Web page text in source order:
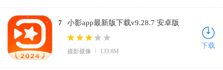
7 小影app最新版下载v9.28.7 安卓版
摄影摄像 133.8M
下载